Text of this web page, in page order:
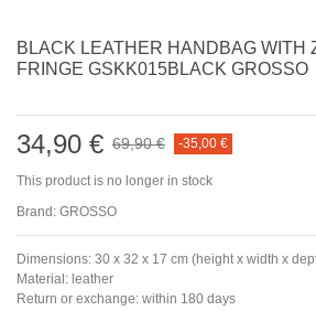
BLACK LEATHER HANDBAG WITH
FRINGE GSKK015BLACK GROSSO
34,90 € 69,90 € -35,00 €
This product is no longer in stock
Brand: GROSSO
Dimensions: 30 x 32 x 17 cm (height x width x
Material: leather
Return or exchange: within 180 days